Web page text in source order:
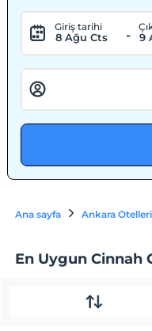
Giriş tarihi
8 Ağu Cts - 9
Ana sayfa Ankara Otelleri
En Uygun Cinnah